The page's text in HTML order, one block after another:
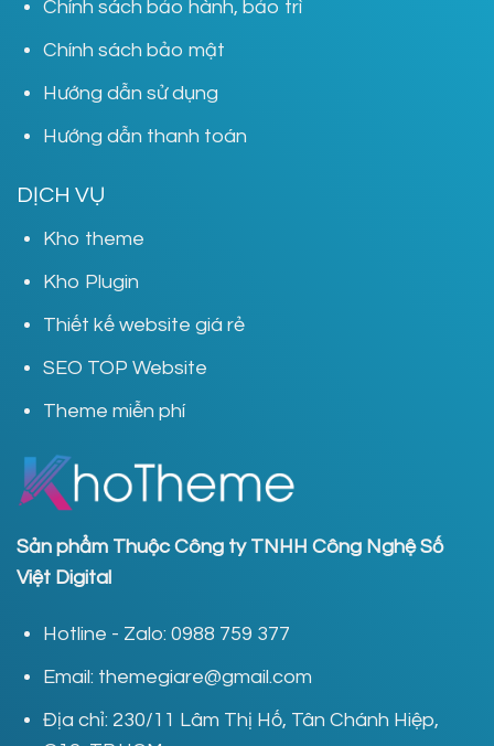
Chính sách bảo hành, bảo trì
Chính sách bảo mật
Hướng dẫn sử dụng
Hướng dẫn thanh toán
DỊCH VỤ
Kho theme
Kho Plugin
Thiết kế website giá rẻ
SEO TOP Website
Theme miễn phí
Sản phẩm Thuộc Công ty TNHH Công Nghệ Số
Việt Digital
Hotline - Zalo: 0988 759 377
Email: themegiare@gmail.com
Địa chỉ: 230/11 Lâm Thị Hố, Tân Chánh Hiệp,